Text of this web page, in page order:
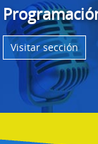
Visitar sección